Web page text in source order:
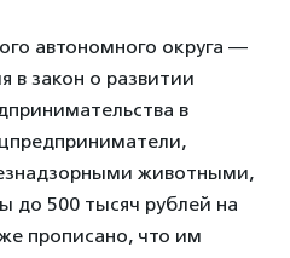
автономного округа —
в закон о развитии
в
животными,
до 500 тысяч рублей на
прописано, что им